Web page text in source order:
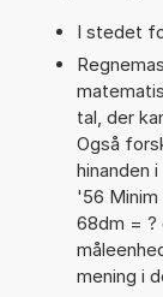
I stedet
tal, der
Også
hinanden
'56 Minim
68dm = ?
mening i